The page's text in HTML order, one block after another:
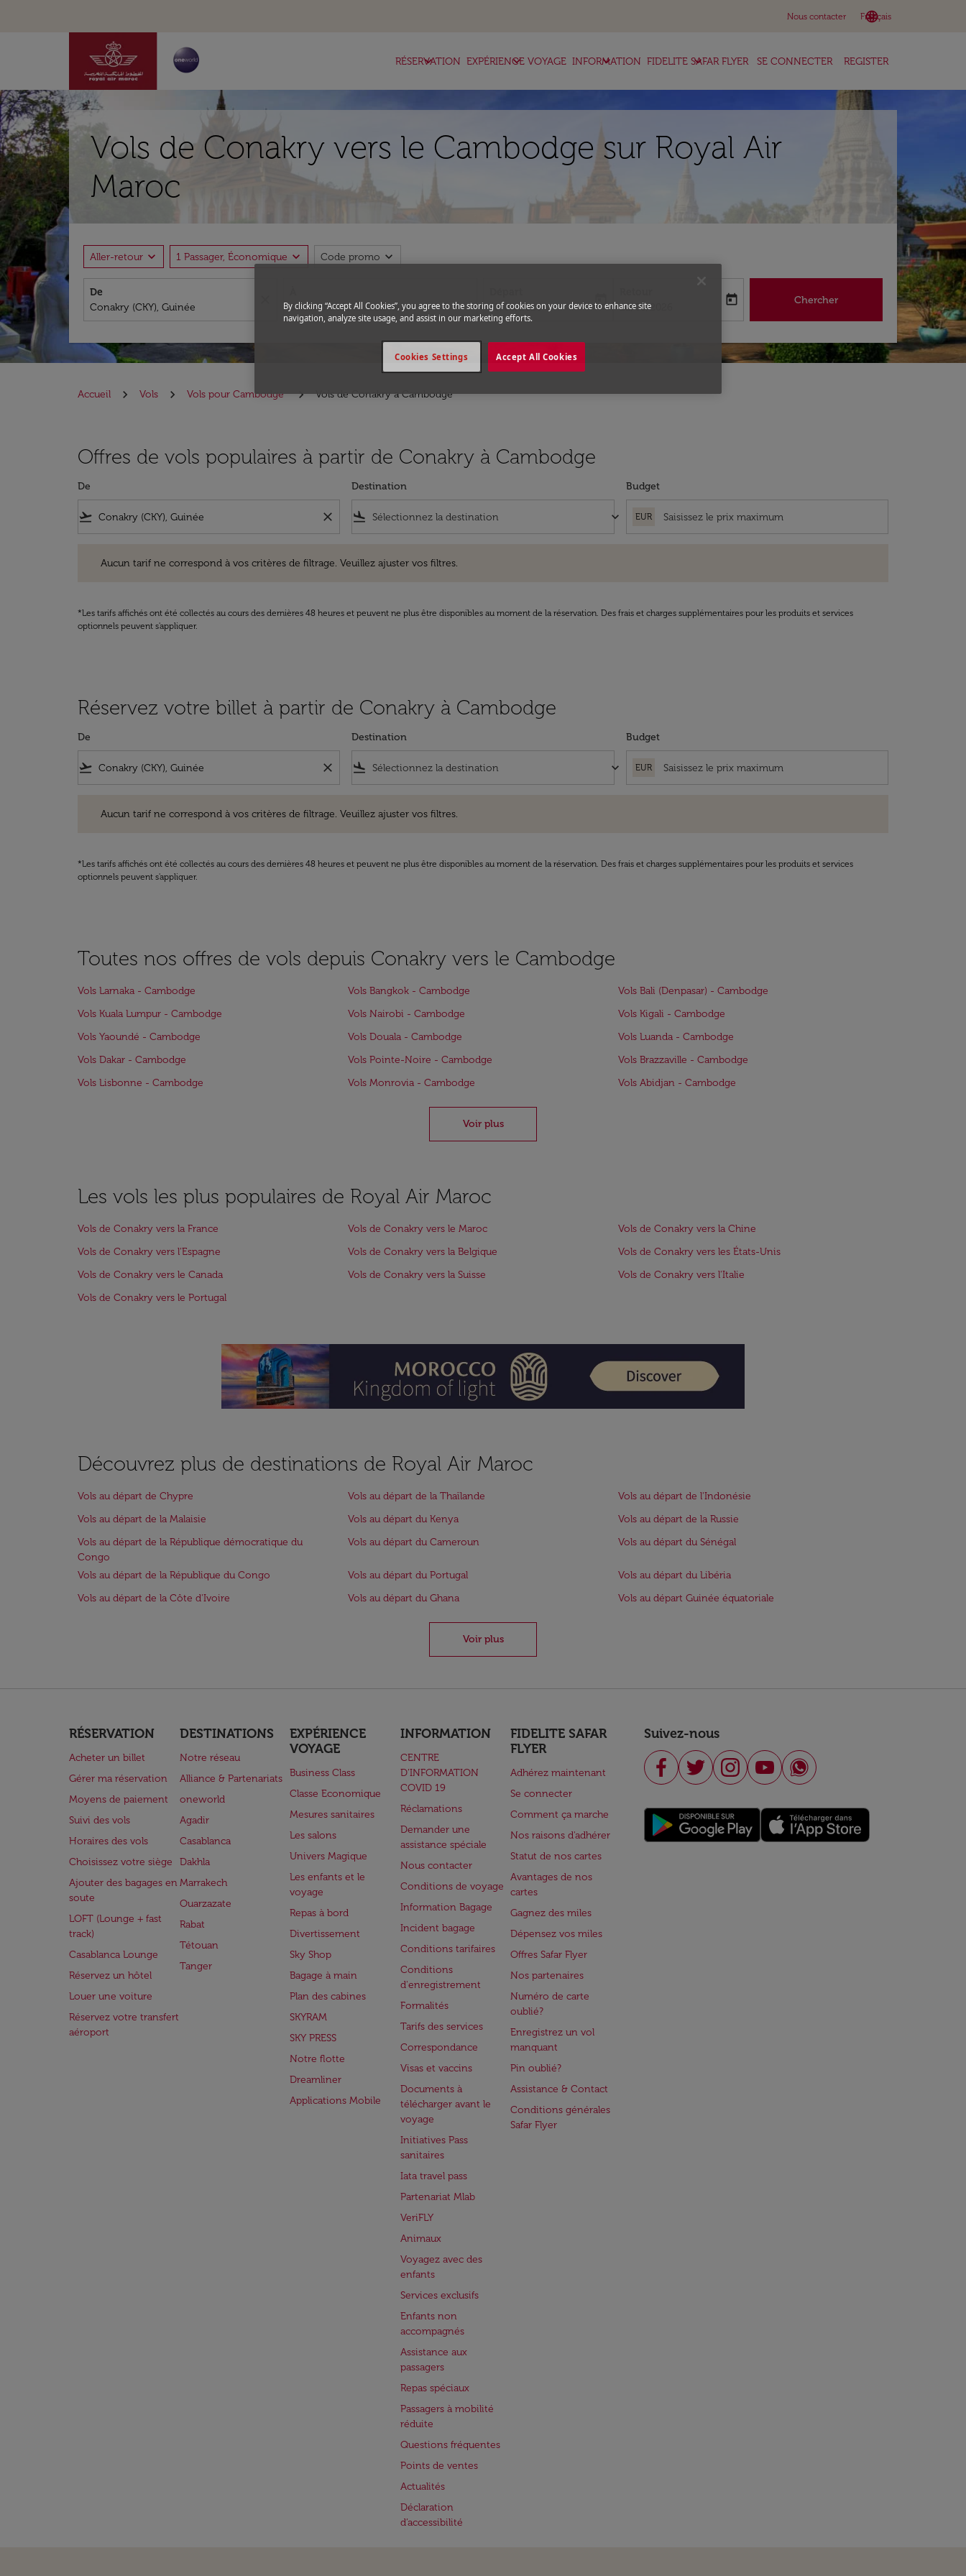
Nous contacter language
Français
keyboard_arrow_down
RÉSERVATION
keyboard_arrow_down EXPÉRIENCE VOYAGE
keyboard_arrow_down INFORMATION
keyboard_arrow_down FIDELITE SAFAR FLYER
keyboard_arrow_down SE CONNECTER REGISTER
Vols de Conakry vers le Cambodge sur Royal Air
Maroc
Aller-retour expand_more 1 Passager, Économique expand_more Code promo expand_more
De
fc-booking-departure-date-aria-label
15/08/2026
today
fc-booking-return-date-aria-label
22/08/2026
today Chercher
Accueil Vols Vols pour Cambodge Vols de Conakry a Cambodge
Offres de vols populaires à partir de Conakry à Cambodge
De
flight_takeoff close
Destination
flight_land keyboard_arrow_down
Budget
EUR
Aucun tarif ne correspond à vos critères de filtrage. Veuillez ajuster vos filtres.
*Les tarifs affichés ont été collectés au cours des dernières 48 heures et peuvent ne plus être disponibles au moment de la réservation. Des frais et charges supplémentaires pour les produits et services
optionnels peuvent s'appliquer.
Réservez votre billet à partir de Conakry à Cambodge
De
flight_takeoff close
Destination
flight_land keyboard_arrow_down
Budget
EUR
Aucun tarif ne correspond à vos critères de filtrage. Veuillez ajuster vos filtres.
*Les tarifs affichés ont été collectés au cours des dernières 48 heures et peuvent ne plus être disponibles au moment de la réservation. Des frais et charges supplémentaires pour les produits et services
optionnels peuvent s'appliquer.
Toutes nos offres de vols depuis Conakry vers le Cambodge
Vols Larnaka - Cambodge Vols Bangkok - Cambodge
Vols Bali (Denpasar) - Cambodge
Vols Kuala Lumpur - Cambodge
Vols Nairobi - Cambodge
Vols Kigali - Cambodge
Vols Yaoundé - Cambodge
Vols Douala - Cambodge
Vols Luanda - Cambodge
Vols Dakar - Cambodge
Vols Pointe-Noire - Cambodge
Vols Brazzaville - Cambodge
Vols Lisbonne - Cambodge
Vols Monrovia - Cambodge Vols Abidjan - Cambodge
Voir plus
Les vols les plus populaires de Royal Air Maroc
Vols de Conakry vers la France Vols de Conakry vers le Maroc
Vols de Conakry vers la Chine
Vols de Conakry vers l'Espagne
Vols de Conakry vers la Belgique
Vols de Conakry vers les États-Unis
Vols de Conakry vers le Canada
Vols de Conakry vers la Suisse
Vols de Conakry vers l'Italie
Vols de Conakry vers le Portugal
Découvrez plus de destinations de Royal Air Maroc
Vols au départ de Chypre Vols au départ de la Thaïlande
Vols au départ de l'Indonésie
Vols au départ de la Malaisie
Vols au départ du Kenya
Vols au départ de la Russie
Vols au départ de la République démocratique du
Congo
Vols au départ du Cameroun Vols au départ du Sénégal
Vols au départ de la République du Congo Vols au départ du Portugal
Vols au départ du Libéria
Vols au départ de la Côte d'Ivoire
Vols au départ du Ghana Vols au départ Guinée équatoriale
Voir plus
RÉSERVATION
Acheter un billet
Gérer ma réservation
Moyens de paiement
Suivi des vols
Horaires des vols
Choisissez votre siège
Ajouter des bagages en
soute
LOFT (Lounge + fast
track)
Casablanca Lounge
Réservez un hôtel
Louer une voiture
Réservez votre transfert
aéroport
DESTINATIONS
Notre réseau
Alliance & Partenariats
oneworld
Agadir
Casablanca
Dakhla
Marrakech
Ouarzazate
Rabat
Tétouan
Tanger
EXPÉRIENCE
VOYAGE
Business Class
Classe Economique
Mesures sanitaires
Les salons
Univers Magique
Les enfants et le
voyage
Repas à bord
Divertissement
Sky Shop
Bagage à main
Plan des cabines
SKYRAM
SKY PRESS
Notre flotte
Dreamliner
Applications Mobile
INFORMATION
CENTRE
D’INFORMATION
COVID 19
Réclamations
Demander une
assistance spéciale
Nous contacter
Conditions de voyage
Information Bagage
Incident bagage
Conditions tarifaires
Conditions
d'enregistrement
Formalités
Tarifs des services
Correspondance
Visas et vaccins
Documents à
télécharger avant le
voyage
Initiatives Pass
sanitaires
Iata travel pass
Partenariat Mlab
VeriFLY
Animaux
Voyagez avec des
enfants
Services exclusifs
Enfants non
accompagnés
Assistance aux
passagers
Repas spéciaux
Passagers à mobilité
réduite
Questions fréquentes
Points de ventes
Actualités
Déclaration
d’accessibilité
FIDELITE SAFAR
FLYER
Adhérez maintenant
Se connecter
Comment ça marche
Nos raisons d'adhérer
Statut de nos cartes
Avantages de nos
cartes
Gagnez des miles
Dépensez vos miles
Offres Safar Flyer
Nos partenaires
Numéro de carte
oublié?
Enregistrez un vol
manquant
Pin oublié?
Assistance & Contact
Conditions générales
Safar Flyer
Suivez-nous
By clicking “Accept All Cookies”, you agree to the storing of cookies on your device to enhance site
navigation, analyze site usage, and assist in our marketing efforts.
Accept All Cookies
Cookies Settings